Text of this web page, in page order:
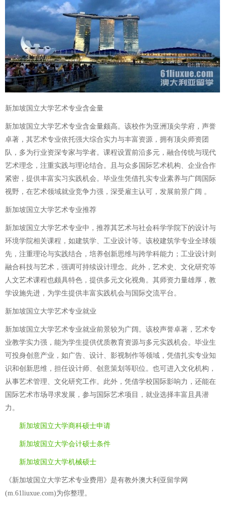
新加坡国立大学艺术专业含金量
新加坡国立大学艺术专业含金量颇高。该校作为亚洲顶尖学府，声誉
卓著，其艺术专业依托强大综合实力与丰富资源，拥有顶尖师资团
队，多为行业资深专家与学者。课程设置前沿多元，融合传统与现代
艺术理念，注重实践与理论结合。且与众多国际艺术机构、企业合作
紧密，提供丰富实习实践机会。毕业生凭借扎实专业素养与广阔国际
视野，在艺术领域就业竞争力强，深受雇主认可，发展前景广阔 。
新加坡国立大学艺术专业推荐
新加坡国立大学艺术专业中，推荐其艺术与社会科学学院下的设计与
环境学院相关课程，如建筑学、工业设计等。该校建筑学专业全球领
先，注重理论与实践结合，培养创新思维与跨学科能力；工业设计则
融合科技与艺术，强调可持续设计理念。此外，艺术史、文化研究等
人文艺术课程也颇具特色，提供多元文化视角。其师资力量雄厚，教
学设施先进，为学生提供丰富实践机会与国际交流平台。
新加坡国立大学艺术专业就业
新加坡国立大学艺术专业就业前景较为广阔。该校声誉卓著，艺术专
业教学实力强，能为学生提供优质教育资源与多元实践机会。毕业生
可投身创意产业，如广告、设计、影视制作等领域，凭借扎实专业知
识和创新思维，担任设计师、创意策划等职位。也可进入文化机构，
从事艺术管理、文化研究工作。此外，凭借学校国际影响力，还能在
国际艺术市场寻求发展，参与国际艺术项目，就业选择丰富且具潜
力。
新加坡国立大学商科硕士申请
新加坡国立大学会计硕士条件
新加坡国立大学机械硕士
《新加坡国立大学艺术专业费用》是有教外澳大利亚留学网
(m.61liuxue.com)为你整理。